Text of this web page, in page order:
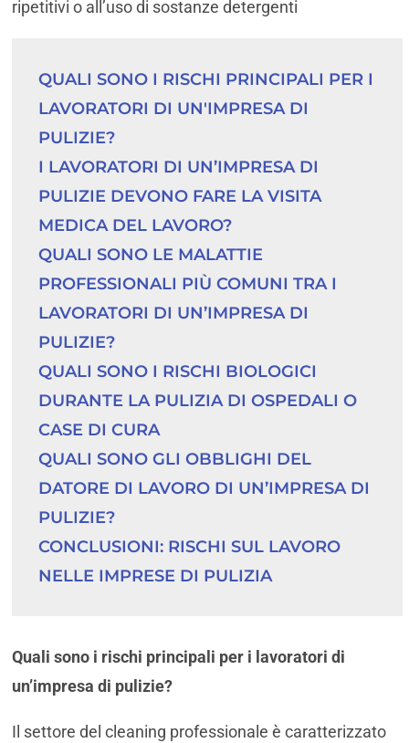
ripetitivi o all’uso di sostanze detergenti
QUALI SONO I RISCHI PRINCIPALI PER I
LAVORATORI DI UN'IMPRESA DI
PULIZIE?
I LAVORATORI DI UN’IMPRESA DI
PULIZIE DEVONO FARE LA VISITA
MEDICA DEL LAVORO?
QUALI SONO LE MALATTIE
PROFESSIONALI PIÙ COMUNI TRA I
LAVORATORI DI UN’IMPRESA DI
PULIZIE?
QUALI SONO I RISCHI BIOLOGICI
DURANTE LA PULIZIA DI OSPEDALI O
CASE DI CURA
QUALI SONO GLI OBBLIGHI DEL
DATORE DI LAVORO DI UN’IMPRESA DI
PULIZIE?
CONCLUSIONI: RISCHI SUL LAVORO
NELLE IMPRESE DI PULIZIA
Quali sono i rischi principali per i lavoratori di
un’impresa di pulizie?
Il settore del cleaning professionale è caratterizzato